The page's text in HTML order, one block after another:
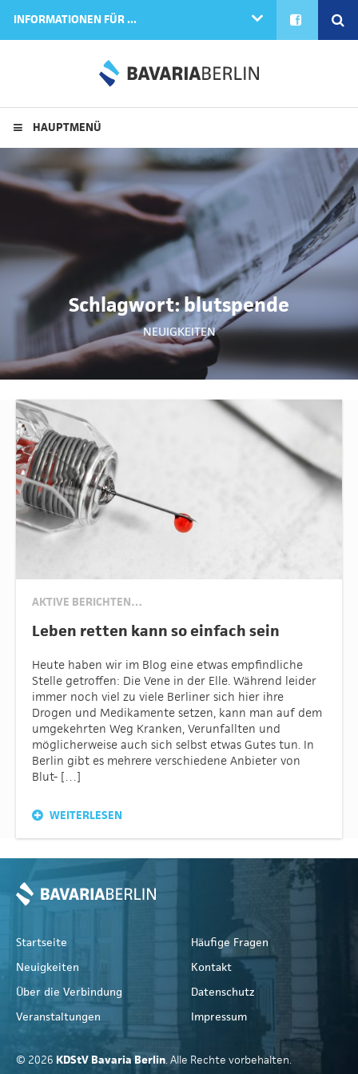
INFORMATIONEN FÜR ... FACEBOOK
HAUPTMENÜ
Schlagwort:blutspende
NEUIGKEITEN
AKTIVE BERICHTEN…
Leben retten kann so einfach sein
Heute haben wir im Blog eine etwas empfindliche
Stelle getroffen: Die Vene in der Elle. Während leider
immer noch viel zu viele Berliner sich hier ihre
Drogen und Medikamente setzen, kann man auf dem
umgekehrten Weg Kranken, Verunfallten und
möglicherweise auch sich selbst etwas Gutes tun. In
Berlin gibt es mehrere verschiedene Anbieter von
Blut- […]
WEITERLESEN
Startseite
Neuigkeiten
Über die Verbindung
Veranstaltungen
Häufige Fragen
Kontakt
Datenschutz
Impressum
© 2026 KDStV Bavaria Berlin. Alle Rechte vorbehalten.